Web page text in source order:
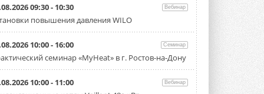
«СиСофт Девелопмент» подвел
итоги конкурса студенческих
проектов «ТИМ-лидеры 2026»
Новый сезон конкурса «ТИМ-лидеры»
стартует уже в сентябре 2026 года ...
3 АВГУСТА 2026
«Русклимат» укрепляет
09:30 - 10:30 Вебинар
повышения давления WILO
10:00 - 16:00 Семинар
семинар «MyHeat» в г. Ростов-на-Дону
10:00 - 11:00 Вебинар